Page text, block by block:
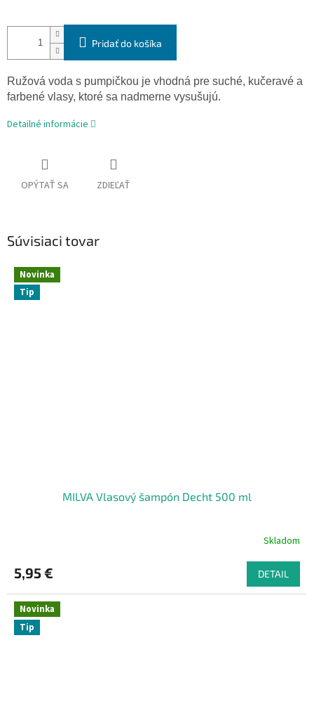
Pridať do košíka
Ružová voda s pumpičkou je vhodná pre suché, kučeravé a
farbené vlasy, ktoré sa nadmerne vysušujú.
Detailné informácie
OPÝTAŤ SA ZDIEĽAŤ
Súvisiaci tovar
Novinka
Tip
MILVA Vlasový šampón Decht 500 ml
Skladom
5,95 € DETAIL
Novinka
Tip